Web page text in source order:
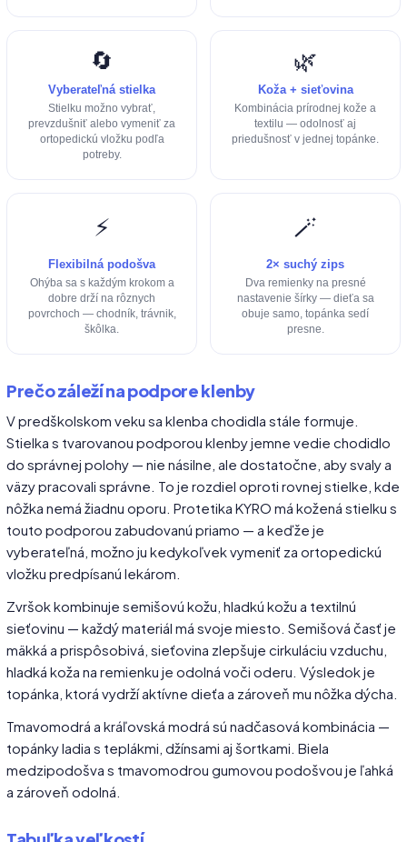
🔄
Vyberateľná stielka
Stielku možno vybrať,
prevzdušniť alebo vymeniť za
ortopedickú vložku podľa
potreby.
🌿
Koža + sieťovina
Kombinácia prírodnej kože a
textilu — odolnosť aj
priedušnosť v jednej topánke.
⚡
Flexibilná podošva
Ohýba sa s každým krokom a
dobre drží na rôznych
povrchoch — chodník, trávnik,
škôlka.
🪄
2× suchý zips
Dva remienky na presné
nastavenie šírky — dieťa sa
obuje samo, topánka sedí
presne.
Prečo záleží na podpore klenby
V predškolskom veku sa klenba chodidla stále formuje.
Stielka s tvarovanou podporou klenby jemne vedie chodidlo
do správnej polohy — nie násilne, ale dostatočne, aby svaly a
väzy pracovali správne. To je rozdiel oproti rovnej stielke, kde
nôžka nemá žiadnu oporu. Protetika KYRO má kožená stielku s
touto podporou zabudovanú priamo — a keďže je
vyberateľná, možno ju kedykoľvek vymeniť za ortopedickú
vložku predpísanú lekárom.
Zvršok kombinuje semišovú kožu, hladkú kožu a textilnú
sieťovinu — každý materiál má svoje miesto. Semišová časť je
mäkká a prispôsobivá, sieťovina zlepšuje cirkuláciu vzduchu,
hladká koža na remienku je odolná voči oderu. Výsledok je
topánka, ktorá vydrží aktívne dieťa a zároveň mu nôžka dýcha.
Tmavomodrá a kráľovská modrá sú nadčasová kombinácia —
topánky ladia s teplákmi, džínsami aj šortkami. Biela
medzipodošva s tmavomodrou gumovou podošvou je ľahká
a zároveň odolná.